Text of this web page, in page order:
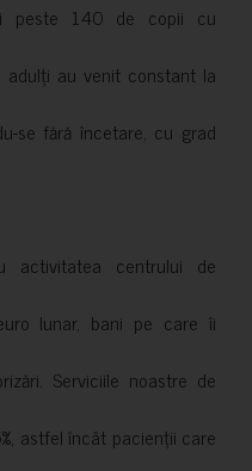
peste 140 de copii cu
au venit constant la
se fără încetare, cu grad
activitatea centrului de
lunar, bani pe care îi
Serviciile noastre de
astfel încât pacienții care